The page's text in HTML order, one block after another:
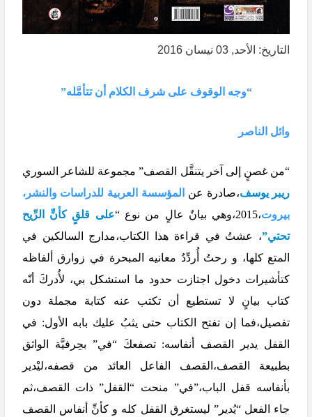
التاريخ: الأحد, 03 نيسان 2016
“وجه الوقوف على شرف الكلام أن تتأمَّله”
وائل الناصر
“من غصنٍ إلى آخر يتنقَّل القصف” مجموعة للشاعر السوري
ريبر يوسف،صادرة عن
المؤسسة العربية للدراسات والنشر،
بيروت،2015،وهي بيانٌ عالٍ من نوع “
على قلقٍ كأنِّ الرِّيح
تحتي”، عشتُ في قراءة هذا الكتاب،مدارج السالكين في
المتع كلها، و رحتُ أُردِّدُ معانيه المبحرة في زوارق ألفاظه
كتأشيرات دخول اجتازت حدود ما استشكل بي، لأُدركَ أنّه
كتاب بيانٍ لا تستطيع أن تكتب عنه كتابة مجملة دون
تفصيل،فما إن تفتح الكتاب حتى يثبُ عليك بابه الأول: في
القفل يدير القصف أنفاسه: تصفعكَ “في” بحِرفيَّة الواثق
بطبيعة القصف،القصف الفاعل العائد من قصفه،ليْدير
بأنفاسه قفل الباب،”في” منحت “القفل” ذات القصف،ثم
جاء الفعل “يُدير” ليستغرق القفل كله و كأنِّ أنفاس القصف